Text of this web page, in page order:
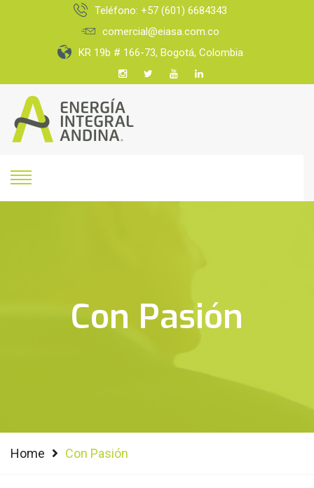
Teléfono: +57 (601) 6684343
comercial@eiasa.com.co
KR 19b # 166-73, Bogotá, Colombia
Con Pasión
Home Con Pasión